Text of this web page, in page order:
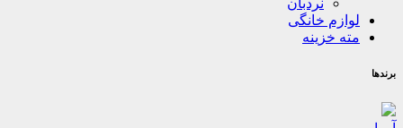
نردبان
لوازم خانگی
مته خزینه
برندها